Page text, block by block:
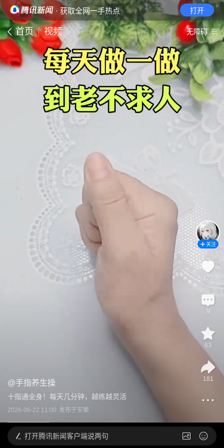
· 获取全网一手热点 打开
首页 视频 无障碍
@手指养生操
十指通全身！每天几分钟，越练越灵活
2026-06-22 11:00 发布于安徽
关注
122
9
63
181
打开腾讯新闻客户端说两句